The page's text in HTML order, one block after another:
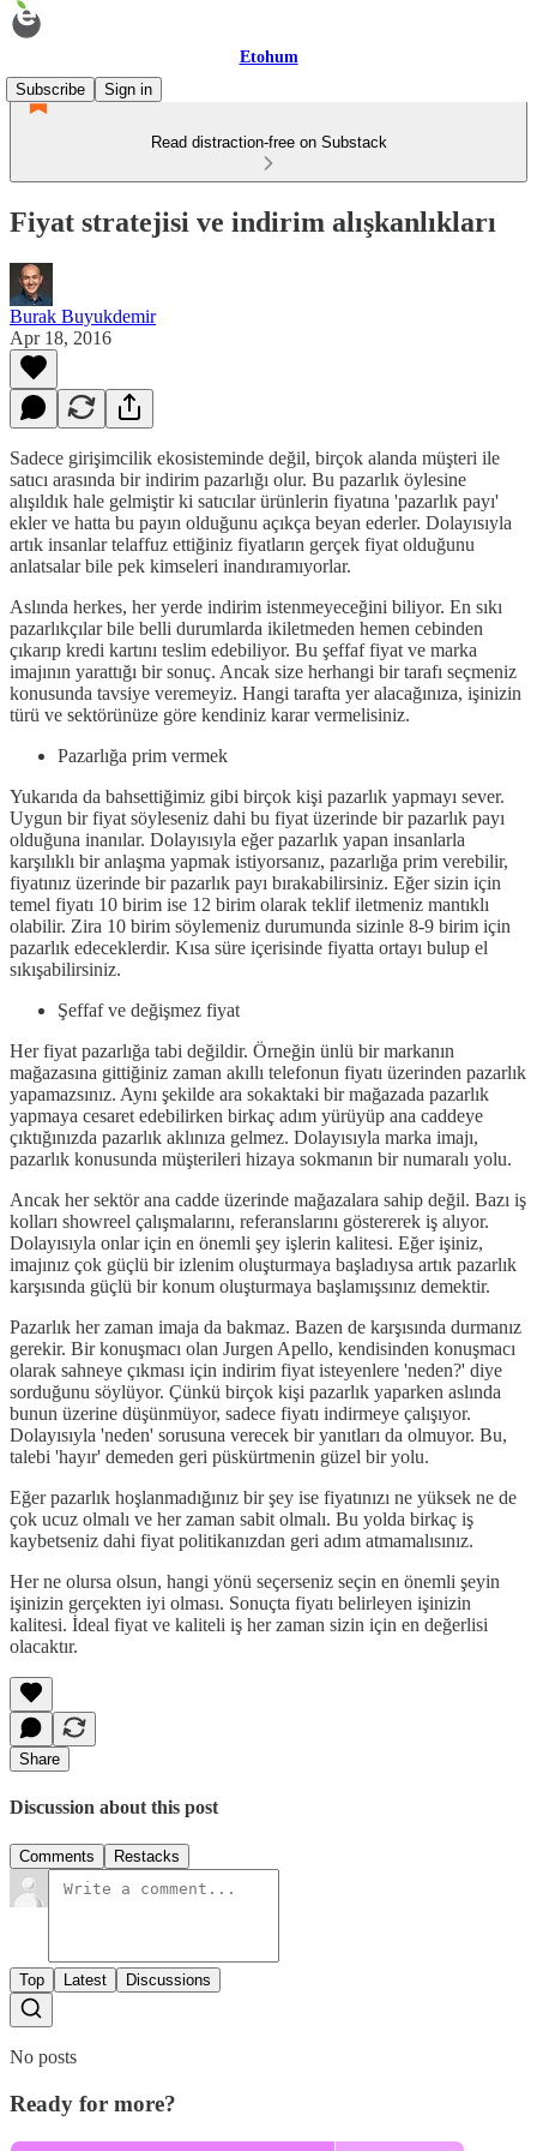
Etohum
Subscribe
Sign in
Read distraction-free on Substack
Fiyat stratejisi ve indirim alışkanlıkları
Burak Buyukdemir
Apr 18, 2016
Sadece girişimcilik ekosisteminde değil, birçok alanda müşteri ile
satıcı arasında bir indirim pazarlığı olur. Bu pazarlık öylesine
alışıldık hale gelmiştir ki satıcılar ürünlerin fiyatına 'pazarlık payı'
ekler ve hatta bu payın olduğunu açıkça beyan ederler. Dolayısıyla
artık insanlar telaffuz ettiğiniz fiyatların gerçek fiyat olduğunu
anlatsalar bile pek kimseleri inandıramıyorlar.
Aslında herkes, her yerde indirim istenmeyeceğini biliyor. En sıkı
pazarlıkçılar bile belli durumlarda ikiletmeden hemen cebinden
çıkarıp kredi kartını teslim edebiliyor. Bu şeffaf fiyat ve marka
imajının yarattığı bir sonuç. Ancak size herhangi bir tarafı seçmeniz
konusunda tavsiye veremeyiz. Hangi tarafta yer alacağınıza, işinizin
türü ve sektörünüze göre kendiniz karar vermelisiniz.
Pazarlığa prim vermek
Yukarıda da bahsettiğimiz gibi birçok kişi pazarlık yapmayı sever.
Uygun bir fiyat söyleseniz dahi bu fiyat üzerinde bir pazarlık payı
olduğuna inanılar. Dolayısıyla eğer pazarlık yapan insanlarla
karşılıklı bir anlaşma yapmak istiyorsanız, pazarlığa prim verebilir,
fiyatınız üzerinde bir pazarlık payı bırakabilirsiniz. Eğer sizin için
temel fiyatı 10 birim ise 12 birim olarak teklif iletmeniz mantıklı
olabilir. Zira 10 birim söylemeniz durumunda sizinle 8-9 birim için
pazarlık edeceklerdir. Kısa süre içerisinde fiyatta ortayı bulup el
sıkışabilirsiniz.
Şeffaf ve değişmez fiyat
Her fiyat pazarlığa tabi değildir. Örneğin ünlü bir markanın
mağazasına gittiğiniz zaman akıllı telefonun fiyatı üzerinden pazarlık
yapamazsınız. Aynı şekilde ara sokaktaki bir mağazada pazarlık
yapmaya cesaret edebilirken birkaç adım yürüyüp ana caddeye
çıktığınızda pazarlık aklınıza gelmez. Dolayısıyla marka imajı,
pazarlık konusunda müşterileri hizaya sokmanın bir numaralı yolu.
Ancak her sektör ana cadde üzerinde mağazalara sahip değil. Bazı iş
kolları showreel çalışmalarını, referanslarını göstererek iş alıyor.
Dolayısıyla onlar için en önemli şey işlerin kalitesi. Eğer işiniz,
imajınız çok güçlü bir izlenim oluşturmaya başladıysa artık pazarlık
karşısında güçlü bir konum oluşturmaya başlamışsınız demektir.
Pazarlık her zaman imaja da bakmaz. Bazen de karşısında durmanız
gerekir. Bir konuşmacı olan Jurgen Apello, kendisinden konuşmacı
olarak sahneye çıkması için indirim fiyat isteyenlere 'neden?' diye
sorduğunu söylüyor. Çünkü birçok kişi pazarlık yaparken aslında
bunun üzerine düşünmüyor, sadece fiyatı indirmeye çalışıyor.
Dolayısıyla 'neden' sorusuna verecek bir yanıtları da olmuyor. Bu,
talebi 'hayır' demeden geri püskürtmenin güzel bir yolu.
Eğer pazarlık hoşlanmadığınız bir şey ise fiyatınızı ne yüksek ne de
çok ucuz olmalı ve her zaman sabit olmalı. Bu yolda birkaç iş
kaybetseniz dahi fiyat politikanızdan geri adım atmamalısınız.
Her ne olursa olsun, hangi yönü seçerseniz seçin en önemli şeyin
işinizin gerçekten iyi olması. Sonuçta fiyatı belirleyen işinizin
kalitesi. İdeal fiyat ve kaliteli iş her zaman sizin için en değerlisi
olacaktır.
Share
Discussion about this post
Comments Restacks
Top Latest Discussions
No posts
Ready for more?